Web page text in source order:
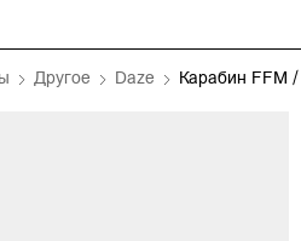
Другое Daze Карабин FFM